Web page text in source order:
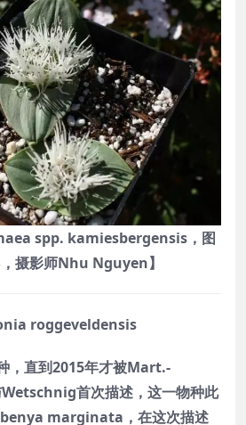
spp. kamiesbergensis，图
摄影师Nhu Nguyen】
roggeveldensis
，直到2015年才被Mart.-
首次描述，这一物种此
marginata，在这次描述